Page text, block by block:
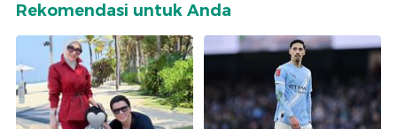
Rekomendasi untuk Anda